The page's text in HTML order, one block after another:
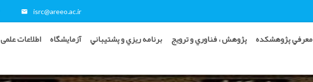
isrc@areeo.ac.ir
معرفي پژوهشکده پژوهش ، فناوري و ترويج برنامه ريزي و پشتيباني آزمایشگاه اطلاعات علمی